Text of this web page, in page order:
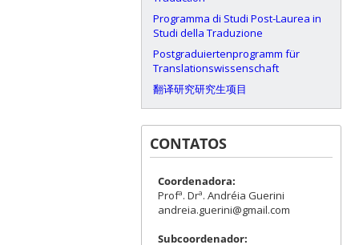
Programma di Studi Post-Laurea in
Studi della Traduzione
Postgraduiertenprogramm für
Translationswissenschaft
翻译研究研究生项目
CONTATOS
Coordenadora:
Profª. Drª. Andréia Guerini
andreia.guerini@gmail.com
Subcoordenador: